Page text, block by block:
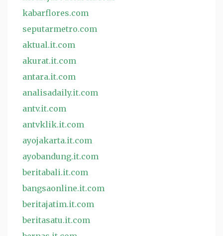
kabarflores.com
seputarmetro.com
aktual.it.com
akurat.it.com
antara.it.com
analisadaily.it.com
antv.it.com
antvklik.it.com
ayojakarta.it.com
ayobandung.it.com
beritabali.it.com
bangsaonline.it.com
beritajatim.it.com
beritasatu.it.com